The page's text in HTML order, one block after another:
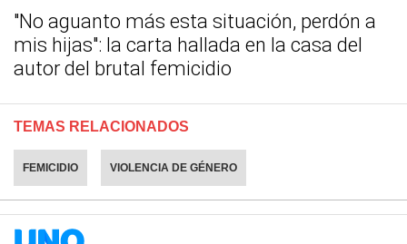
"No aguanto más esta situación, perdón a
mis hijas": la carta hallada en la casa del
autor del brutal femicidio
TEMAS RELACIONADOS
FEMICIDIO VIOLENCIA DE GÉNERO